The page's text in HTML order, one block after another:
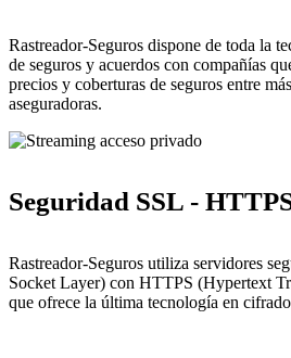
Rastreador-Seguros dispone de toda la
de seguros y acuerdos con compañías
precios y coberturas de seguros entre
aseguradoras.
Seguridad SSL -
Rastreador-Seguros utiliza servidores
Socket Layer) con HTTPS (Hypertext
que ofrece la última tecnología en